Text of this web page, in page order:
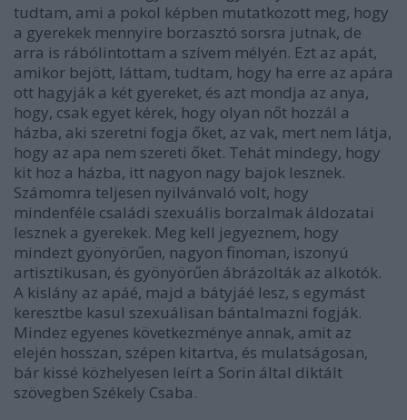
tudtam, ami a pokol képben mutatkozott meg, hogy
a gyerekek mennyire borzasztó sorsra jutnak, de
arra is rábólintottam a szívem mélyén. Ezt az apát,
amikor bejött, láttam, tudtam, hogy ha erre az apára
ott hagyják a két gyereket, és azt mondja az anya,
hogy, csak egyet kérek, hogy olyan nőt hozzál a
házba, aki szeretni fogja őket, az vak, mert nem látja,
hogy az apa nem szereti őket. Tehát mindegy, hogy
kit hoz a házba, itt nagyon nagy bajok lesznek.
Számomra teljesen nyilvánvaló volt, hogy
mindenféle családi szexuális borzalmak áldozatai
lesznek a gyerekek. Meg kell jegyeznem, hogy
mindezt gyönyörűen, nagyon finoman, iszonyú
artisztikusan, és gyönyörűen ábrázolták az alkotók.
A kislány az apáé, majd a bátyjáé lesz, s egymást
keresztbe kasul szexuálisan bántalmazni fogják.
Mindez egyenes következménye annak, amit az
elején hosszan, szépen kitartva, és mulatságosan,
bár kissé közhelyesen leírt a Sorin által diktált
szövegben Székely Csaba.